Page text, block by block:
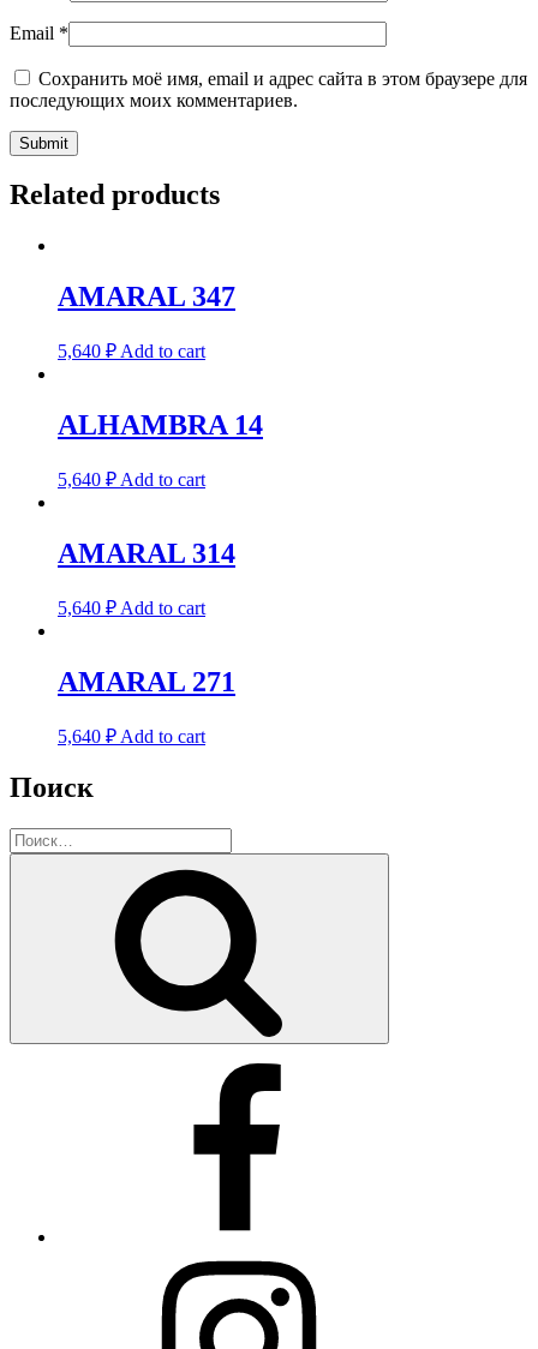
Email *
Сохранить моё имя, email и адрес сайта в этом браузере для
последующих моих комментариев.
Related products
AMARAL 347
5,640 ₽ Add to cart
ALHAMBRA 14
5,640 ₽ Add to cart
AMARAL 314
5,640 ₽ Add to cart
AMARAL 271
5,640 ₽ Add to cart
Поиск
Искать: